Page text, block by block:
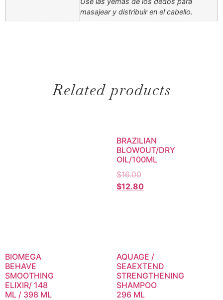
masajear y distribuir en el cabello.
Related products
BRAZILIAN
BLOWOUT/DRY
OIL/100ML
$16.00
$12.80
BIOMEGA
BEHAVE
SMOOTHING
ELIXIR/ 148
ML / 398 ML
AQUAGE /
SEAEXTEND
STRENGTHENING
SHAMPOO
296 ML